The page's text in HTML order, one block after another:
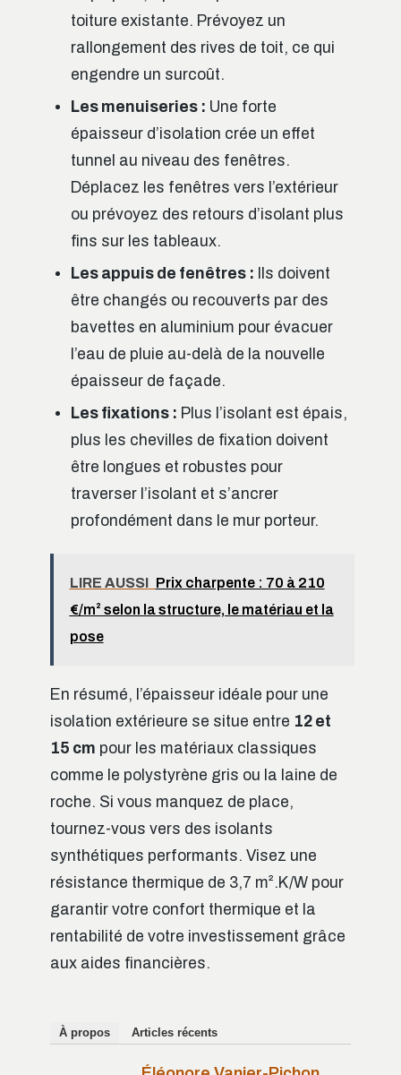
toiture existante. Prévoyez un
rallongement des rives de toit, ce qui
engendre un surcoût.
Les menuiseries : Une forte
épaisseur d’isolation crée un effet
tunnel au niveau des fenêtres.
Déplacez les fenêtres vers l’extérieur
ou prévoyez des retours d’isolant plus
fins sur les tableaux.
Les appuis de fenêtres : Ils doivent
être changés ou recouverts par des
bavettes en aluminium pour évacuer
l’eau de pluie au-delà de la nouvelle
épaisseur de façade.
Les fixations : Plus l’isolant est épais,
plus les chevilles de fixation doivent
être longues et robustes pour
traverser l’isolant et s’ancrer
profondément dans le mur porteur.
LIRE AUSSI Prix charpente : 70 à 210
€/m² selon la structure, le matériau et la
pose
En résumé, l’épaisseur idéale pour une
isolation extérieure se situe entre 12 et
15 cm pour les matériaux classiques
comme le polystyrène gris ou la laine de
roche. Si vous manquez de place,
tournez-vous vers des isolants
synthétiques performants. Visez une
résistance thermique de 3,7 m².K/W pour
garantir votre confort thermique et la
rentabilité de votre investissement grâce
aux aides financières.
À propos Articles récents